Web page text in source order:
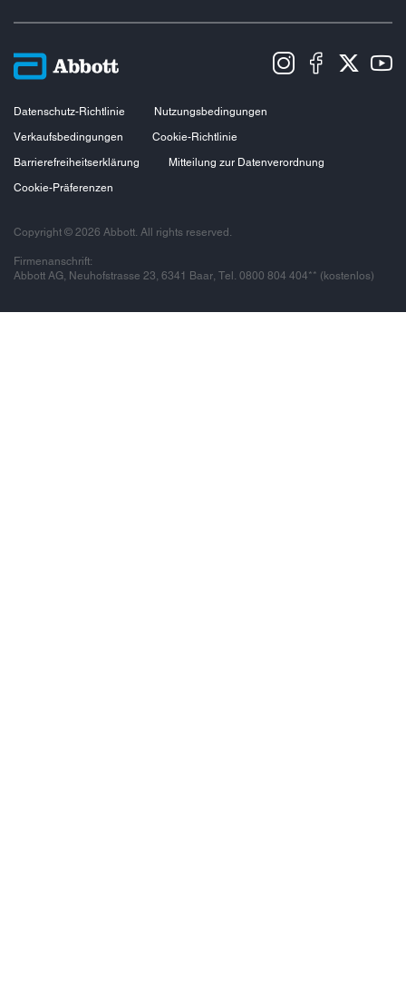
Datenschutz-Richtlinie
Nutzungsbedingungen
Verkaufsbedingungen
Cookie-Richtlinie
Barrierefreiheitserklärung
Mitteilung zur Datenverordnung
Cookie-Präferenzen
Copyright © 2026 Abbott. All rights reserved.
Firmenanschrift:
Abbott AG, Neuhofstrasse 23, 6341 Baar, Tel. 0800 804 404** (kostenlos)